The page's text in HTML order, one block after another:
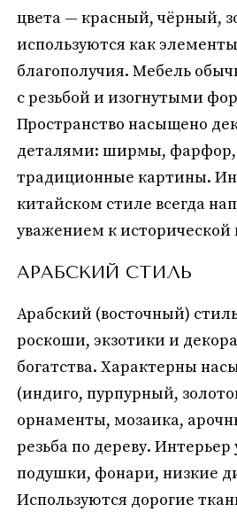
цвета — красный, чёрный,
используются как
благополучия. Мебель
с резьбой и изогнутыми
Пространство насыщено
деталями: ширмы, фарфор,
традиционные картины.
китайском стиле всегда
уважением к исторической
АРАБСКИЙ СТИЛЬ
Арабский (восточный)
роскоши, экзотики и
богатства. Характерны
(индиго, пурпурный,
орнаменты, мозаика,
резьба по дереву.
подушки, фонари, низкие
Используются дорогие